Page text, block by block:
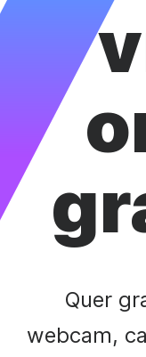
Quer
webcam,